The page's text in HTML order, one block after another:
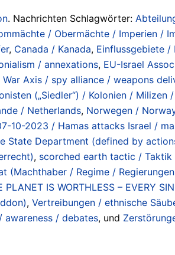
. Nachrichten Schlagwörter:
/ Obermächte / Imperien /
, Canada / Kanada, Einflussgebiete /
/ annexations, EU-Israel
Axis / spy alliance / weapons
(„Siedler“) / Kolonien /
/ Netherlands, Norwegen /
10-2023 / Hamas attacks Israel /
State Department (defined by
, scorched earth tactic / Taktik
(Machthaber / Regime /
PLANET IS WORTHLESS –
, Vertreibungen / ethnische
/ debates, und